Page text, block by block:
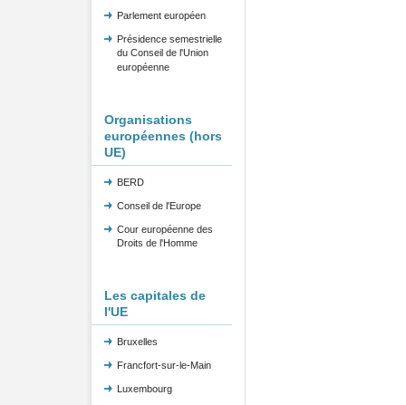
Parlement européen
Présidence semestrielle
du Conseil de l'Union
européenne
Organisations
européennes (hors
UE)
BERD
Conseil de l'Europe
Cour européenne des
Droits de l'Homme
Les capitales de
l'UE
Bruxelles
Francfort-sur-le-Main
Luxembourg